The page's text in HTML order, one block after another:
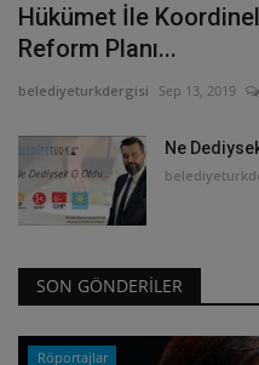
Hükümet İle
Reform Planı...
belediyeturkdergisi Sep 13, 2019
Ne
SON GÖNDERİLER
Röportajlar